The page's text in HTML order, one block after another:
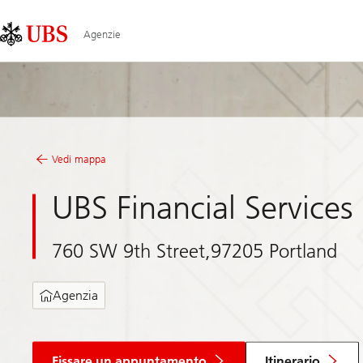
Area
Agenzie
Vedi mappa
UBS Financial
760 SW 9th Street,97205 Portland
Agenzia